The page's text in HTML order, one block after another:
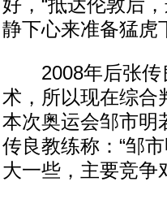
好，“抵达伦敦后
静下心来准备猛虎
2008年后张传
术，所以现在综合
本次奥运会邹市明
传良教练称：“邹
大一些，主要竞争